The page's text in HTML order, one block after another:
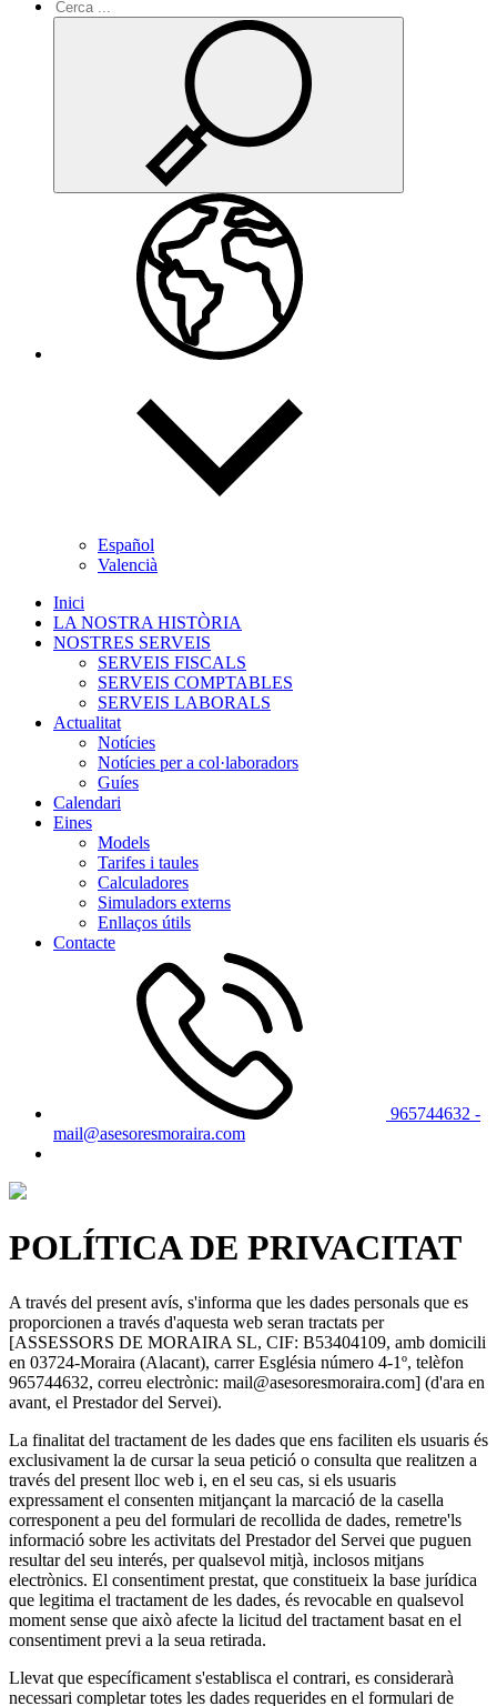
Español
Valencià
Inici
LA NOSTRA HISTÒRIA
NOSTRES SERVEIS
SERVEIS FISCALS
SERVEIS COMPTABLES
SERVEIS LABORALS
Actualitat
Notícies
Notícies per a col·laboradors
Guíes
Calendari
Eines
Models
Tarifes i taules
Calculadores
Simuladors externs
Enllaços útils
Contacte
965744632 -
mail@asesoresmoraira.com
POLÍTICA DE PRIVACITAT
A través del present avís, s'informa que les dades personals que es
proporcionen a través d'aquesta web seran tractats per
[ASSESSORS DE MORAIRA SL, CIF: B53404109, amb domicili
en 03724-Moraira (Alacant), carrer Església número 4-1º, telèfon
965744632, correu electrònic: mail@asesoresmoraira.com] (d'ara en
avant, el Prestador del Servei).
La finalitat del tractament de les dades que ens faciliten els usuaris és
exclusivament la de cursar la seua petició o consulta que realitzen a
través del present lloc web i, en el seu cas, si els usuaris
expressament el consenten mitjançant la marcació de la casella
corresponent a peu del formulari de recollida de dades, remetre'ls
informació sobre les activitats del Prestador del Servei que puguen
resultar del seu interés, per qualsevol mitjà, inclosos mitjans
electrònics. El consentiment prestat, que constitueix la base jurídica
que legitima el tractament de les dades, és revocable en qualsevol
moment sense que això afecte la licitud del tractament basat en el
consentiment previ a la seua retirada.
Llevat que específicament s'establisca el contrari, es considerarà
necessari completar totes les dades requerides en el formulari de